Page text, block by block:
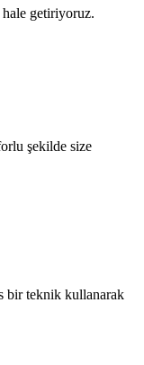
hale getiriyoruz.
şekilde size
bir teknik kullanarak